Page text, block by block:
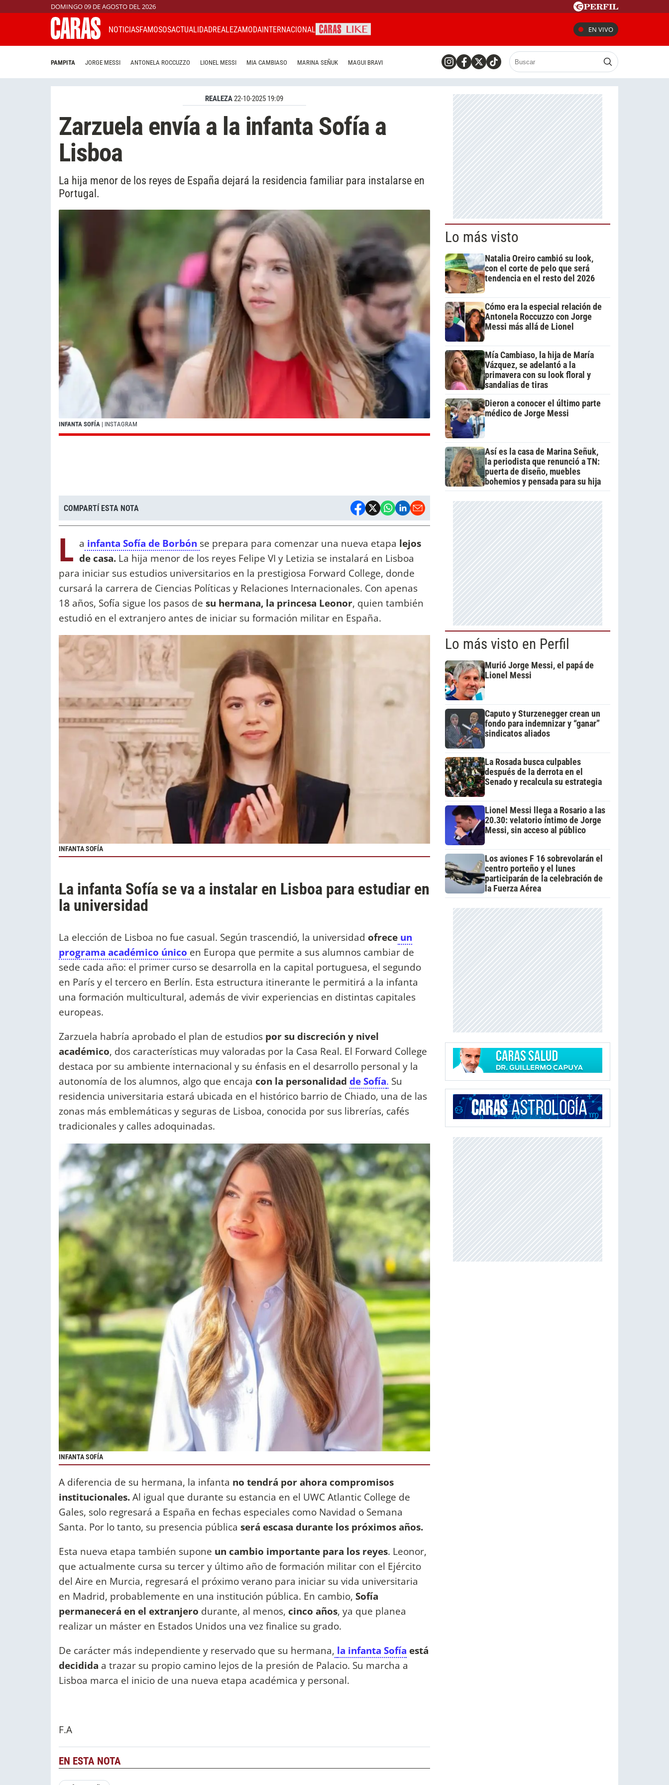
DOMINGO 09 DE AGOSTO DEL 2026
NOTICIASFAMOSOSACTUALIDADREALEZAMODAINTERNACIONAL EN VIVO
PAMPITA JORGE MESSI ANTONELA ROCCUZZO LIONEL MESSI MIA CAMBIASO MARINA SEÑUK MAGUI BRAVI
REALEZA22-10-2025 19:09
Zarzuela envía a la infanta Sofía a
Lisboa
La hija menor de los reyes de España dejará la residencia familiar para instalarse en
Portugal.
INFANTA SOFÍA | INSTAGRAM
COMPARTÍ ESTA NOTA
L a infanta Sofía de Borbón se prepara para comenzar una nueva etapa lejos
de casa. La hija menor de los reyes Felipe VI y Letizia se instalará en Lisboa
para iniciar sus estudios universitarios en la prestigiosa Forward College, donde
cursará la carrera de Ciencias Políticas y Relaciones Internacionales. Con apenas
18 años, Sofía sigue los pasos de su hermana, la princesa Leonor, quien también
estudió en el extranjero antes de iniciar su formación militar en España.
INFANTA SOFÍA
La infanta Sofía se va a instalar en Lisboa para estudiar en
la universidad
La elección de Lisboa no fue casual. Según trascendió, la universidad ofrece un
programa académico único en Europa que permite a sus alumnos cambiar de
sede cada año: el primer curso se desarrolla en la capital portuguesa, el segundo
en París y el tercero en Berlín. Esta estructura itinerante le permitirá a la infanta
una formación multicultural, además de vivir experiencias en distintas capitales
europeas.
Zarzuela habría aprobado el plan de estudios por su discreción y nivel
académico, dos características muy valoradas por la Casa Real. El Forward College
destaca por su ambiente internacional y su énfasis en el desarrollo personal y la
autonomía de los alumnos, algo que encaja con la personalidad de Sofía. Su
residencia universitaria estará ubicada en el histórico barrio de Chiado, una de las
zonas más emblemáticas y seguras de Lisboa, conocida por sus librerías, cafés
tradicionales y calles adoquinadas.
INFANTA SOFÍA
A diferencia de su hermana, la infanta no tendrá por ahora compromisos
institucionales.Al igual que durante su estancia en el UWC Atlantic College de
Gales, solo regresará a España en fechas especiales como Navidad o Semana
Santa. Por lo tanto, su presencia pública será escasa durante los próximos años.
Esta nueva etapa también supone un cambio importante para los reyes. Leonor,
que actualmente cursa su tercer y último año de formación militar con el Ejército
del Aire en Murcia, regresará el próximo verano para iniciar su vida universitaria
en Madrid, probablemente en una institución pública. En cambio, Sofía
permanecerá en el extranjero durante, al menos, cinco años, ya que planea
realizar un máster en Estados Unidos una vez finalice su grado.
De carácter más independiente y reservado que su hermana, la infanta Sofía está
decidida a trazar su propio camino lejos de la presión de Palacio. Su marcha a
Lisboa marca el inicio de una nueva etapa académica y personal.
F.A
EN ESTA NOTA
Lo más visto
Natalia Oreiro cambió su look,
con el corte de pelo que será
tendencia en el resto del 2026
Cómo era la especial relación de
Antonela Roccuzzo con Jorge
Messi más allá de Lionel
Mía Cambiaso, la hija de María
Vázquez, se adelantó a la
primavera con su look floral y
sandalias de tiras
Dieron a conocer el último parte
médico de Jorge Messi
Así es la casa de Marina Señuk,
la periodista que renunció a TN:
puerta de diseño, muebles
bohemios y pensada para su hija
Lo más visto en Perfil
Murió Jorge Messi, el papá de
Lionel Messi
Caputo y Sturzenegger crean un
fondo para indemnizar y “ganar”
sindicatos aliados
La Rosada busca culpables
después de la derrota en el
Senado y recalcula su estrategia
Lionel Messi llega a Rosario a las
20.30: velatorio íntimo de Jorge
Messi, sin acceso al público
Los aviones F 16 sobrevolarán el
centro porteño y el lunes
participarán de la celebración de
la Fuerza Aérea